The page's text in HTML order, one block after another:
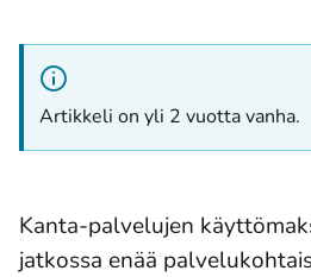
Artikkeli on yli 2 vuotta vanha.
Kanta-palvelujen
jatkossa enää